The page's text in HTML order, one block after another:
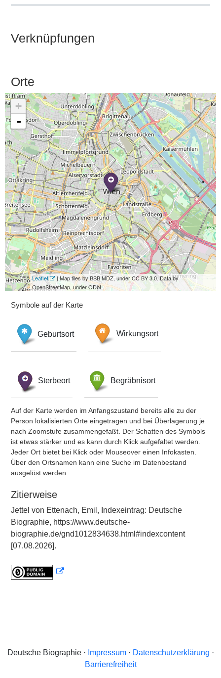
Verknüpfungen
Orte
+
-
Leaflet
| Map tiles by BSB MDZ, under CC BY 3.0. Data by
OpenStreetMap, under ODbL.
Symbole auf der Karte
Geburtsort Wirkungsort
Sterbeort Begräbnisort
Auf der Karte werden im Anfangszustand bereits alle zu der
Person lokalisierten Orte eingetragen und bei Überlagerung je
nach Zoomstufe zusammengefaßt. Der Schatten des Symbols
ist etwas stärker und es kann durch Klick aufgefaltet werden.
Jeder Ort bietet bei Klick oder Mouseover einen Infokasten.
Über den Ortsnamen kann eine Suche im Datenbestand
ausgelöst werden.
Zitierweise
Jettel von Ettenach, Emil, Indexeintrag: Deutsche
Biographie, https://www.deutsche-
biographie.de/gnd1012834638.html#indexcontent
[07.08.2026].
Deutsche Biographie · Impressum· Datenschutzerklärung ·
Barrierefreiheit